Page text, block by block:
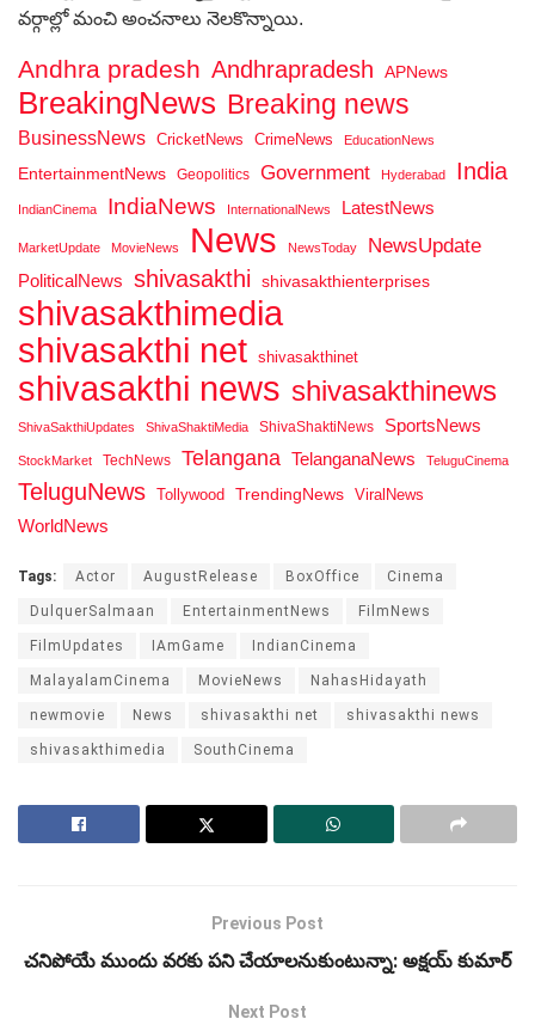
వర్గాల్లో మంచి అంచనాలు నెలకొన్నాయి.
Andhra pradesh Andhrapradesh APNews
BreakingNews Breaking news
BusinessNews CricketNews CrimeNews EducationNews
EntertainmentNews Geopolitics Government Hyderabad India
IndianCinema IndiaNews InternationalNews LatestNews
MarketUpdate MovieNews News NewsToday NewsUpdate
PoliticalNews shivasakthi shivasakthienterprises
shivasakthimedia
shivasakthi net shivasakthinet
shivasakthi news shivasakthinews
ShivaSakthiUpdates ShivaShaktiMedia ShivaShaktiNews SportsNews
StockMarket TechNews Telangana TelanganaNews TeluguCinema
TeluguNews Tollywood TrendingNews ViralNews
WorldNews
Tags: Actor AugustRelease BoxOffice Cinema
DulquerSalmaan EntertainmentNews FilmNews
FilmUpdates IAmGame IndianCinema
MalayalamCinema MovieNews NahasHidayath
newmovie News shivasakthi net shivasakthi news
shivasakthimedia SouthCinema
Previous Post
చనిపోయే ముందు వరకు పని చేయాలనుకుంటున్నా: అక్షయ్‌ కుమార్‌
Next Post